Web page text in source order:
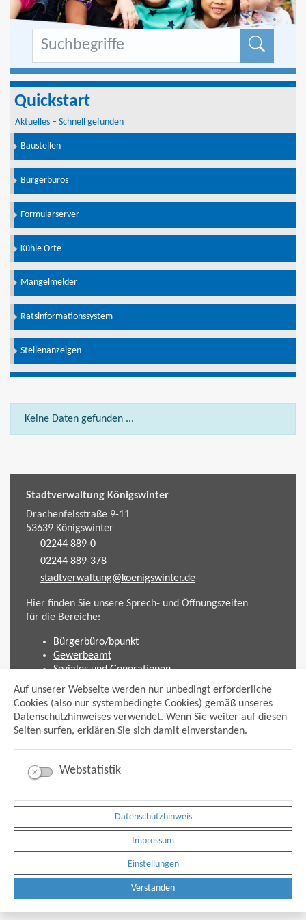
Auf unserer Webseite werden nur unbedingt erforderliche
Cookies (also nur systembedingte Cookies) gemäß unseres
Datenschutzhinweises verwendet. Wenn Sie weiter auf diesen
Seiten surfen, erklären Sie sich damit einverstanden.
Webstatistik
Datenschutzhinweis
Impressum
Einstellungen
Verstanden
Quickstart
Aktuelles – Schnell gefunden
Baustellen
Bürgerbüros
Formularserver
Kühle Orte
Mängelmelder
Ratsinformationssystem
Stellenanzeigen
Keine Daten gefunden ...
Stadtverwaltung Königswinter
Drachenfelsstraße 9-11
53639Königswinter
02244 889-0
02244 889-378
stadtverwaltung@koenigswinter.de
Hier finden Sie unsere Sprech- und Öffnungszeiten
für die Bereiche:
Bürgerbüro/bpunkt
Gewerbeamt
Soziales und Generationen
Standesamt
Friedhofsverwaltung
Planen und Bauen (Bauamt)
Impressum
Datenschutzhinweis
Sitemap
Anmelden
Facebook
xing
Newsfeed Ausschreibungen
Newsfeed Bekanntmachungen
Erklärung Barrierefreiheit